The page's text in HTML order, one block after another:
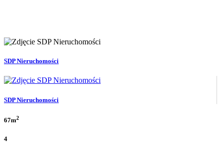
SDP Nieruchomości
SDP Nieruchomości
67m2
4